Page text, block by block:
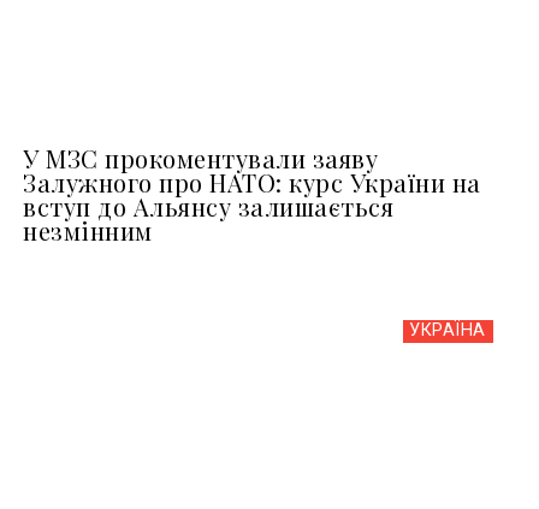
У МЗС прокоментували заяву
Залужного про НАТО: курс України на
вступ до Альянсу залишається
незмінним
УКРАЇНА